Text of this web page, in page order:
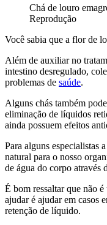
Chá de louro
Reprodução
Você sabia que a flor de
Além de auxiliar no
intestino desregulado,
problemas de saúde.
Alguns chás também
eliminação de líquidos
ainda possuem efeitos
Para alguns especialistas
natural para o nosso
de água do corpo através
É bom ressaltar que não
ajudar é ajudar em casos
retenção de líquido.